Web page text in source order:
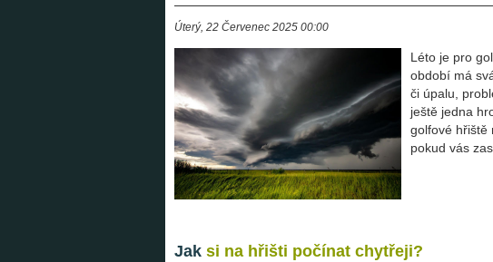
Úterý, 22 Červenec 2025 00:00
Léto je pro
období má
či úpalu,
ještě jedna
golfové hřiště
pokud vás
Jak si na hřišti počínat chytřeji?